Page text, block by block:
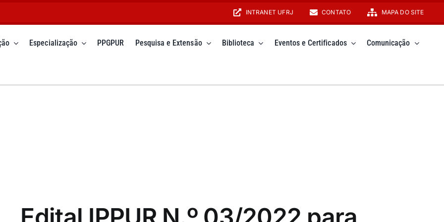
INTRANET UFRJ CONTATO MAPA DO SITE
Especialização PPGPUR Pesquisa e Extensão Biblioteca Eventos e Certificados Comunicação